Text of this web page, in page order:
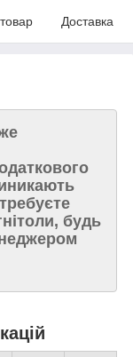
Доставка
будь